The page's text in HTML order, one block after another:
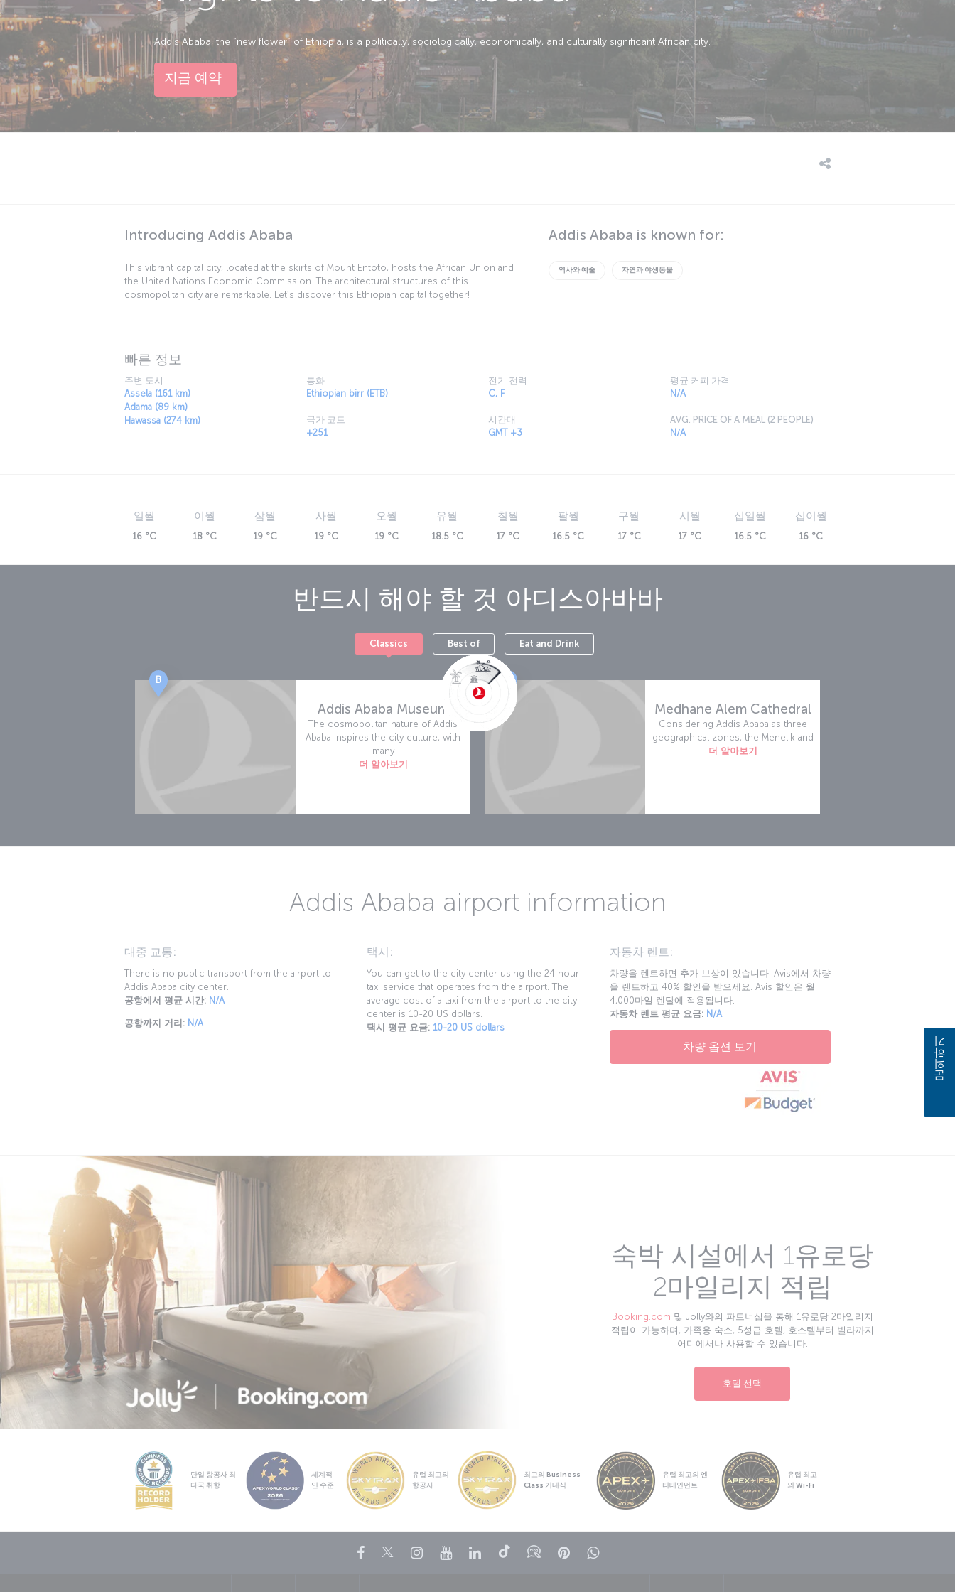
Addis Ababa, the “new flower” of Ethiopia, is a politically, sociologically, economically, and culturally significant African city.
지금 예약
Introducing Addis Ababa
This vibrant capital city, located at the skirts of Mount Entoto, hosts the African Union and
the United Nations Economic Commission. The architectural structures of this
cosmopolitan city are remarkable. Let’s discover this Ethiopian capital together!
Addis Ababa is known for:
역사와 예술 자연과 야생동물
빠른 정보
주변 도시
Assela (161 km)
Adama (89 km)
Hawassa (274 km)
통화
Ethiopian birr (ETB)
국가 코드
+251
전기 전력
C, F
시간대
GMT +3
평균 커피 가격
N/A
AVG. PRICE OF A MEAL (2 PEOPLE)
N/A
일월
16 °C
이월
18 °C
삼월
19 °C
사월
19 °C
오월
19 °C
유월
18.5 °C
칠월
17 °C
팔월
16.5 °C
구월
17 °C
시월
17 °C
십일월
16.5 °C
십이월
16 °C
반드시 해야 할 것 아디스아바바
Classics Best of Eat and Drink
B
Addis Ababa Museum
The cosmopolitan nature of Addis
Ababa inspires the city culture, with
many
더 알아보기
Medhane Alem Cathedral
Considering Addis Ababa as three
geographical zones, the Menelik and
더 알아보기
Addis Ababa airport information
대중 교통:
There is no public transport from the airport to
Addis Ababa city center.
공항에서 평균 시간: N/A
공항까지 거리: N/A
택시:
You can get to the city center using the 24 hour
taxi service that operates from the airport. The
average cost of a taxi from the airport to the city
center is 10-20 US dollars.
택시 평균 요금: 10-20 US dollars
자동차 렌트:
차량을 렌트하면 추가 보상이 있습니다. Avis에서 차량
을 렌트하고 40% 할인을 받으세요. Avis 할인은 월
4,000마일 렌탈에 적용됩니다.
자동차 렌트 평균 요금: N/A
차량 옵션 보기
숙박 시설에서 1유로당
2마일리지 적립
Booking.com 및 Jolly와의 파트너십을 통해 1유로당 2마일리지
적립이 가능하며, 가족용 숙소, 5성급 호텔, 호스텔부터 빌라까지
어디에서나 사용할 수 있습니다.
호텔 선택
단일 항공사 최
다국 취항
세계적
인 수준
유럽 최고의
항공사
최고의 Business
Class 기내식
유럽 최고의 엔
터테인먼트
유럽 최고
의 Wi-Fi
페이스북
트위터인스타그램
유튜브링크드인
틱톡블로그PinterestWhatsapp
문의하기